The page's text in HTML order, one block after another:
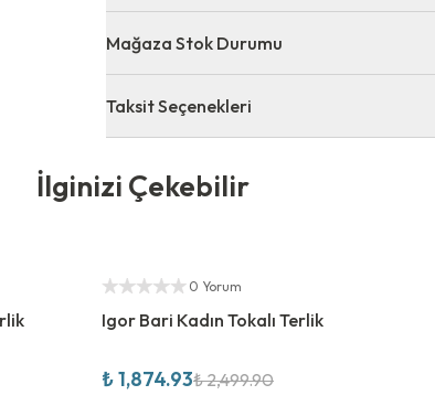
Mağaza Stok Durumu
Taksit Seçenekleri
Yetkili Satıcı
0 Yorum
Igor Bari Kadın Tokalı Terlik
₺ 1,874.93₺ 2,499.90